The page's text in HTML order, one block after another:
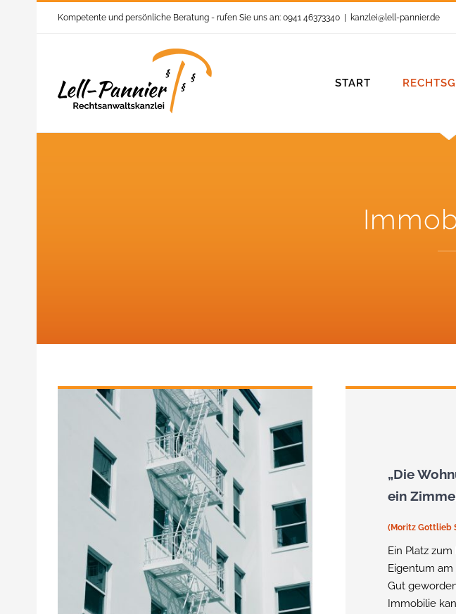
Kompetente und persönliche Beratung - rufen Sie uns an: 0941 46373340 kanzlei@lell-pannier.de
START
„Die
ein
(Moritz Gottlieb
Ein Platz
Eigentum
Gut
Immobilie